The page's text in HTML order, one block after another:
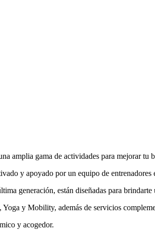
amplia gama de actividades para mejorar tu
y apoyado por un equipo de entrenadores
generación, están diseñadas para
y Mobility, además de servicios
y acogedor.